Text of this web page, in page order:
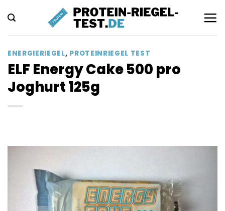
Inhalt
springen
ENERGIERIEGEL, PROTEINRIEGEL TEST
ELF Energy Cake 500 pro
Joghurt 125g